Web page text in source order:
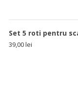
Set 5 roti pentru
39,00lei